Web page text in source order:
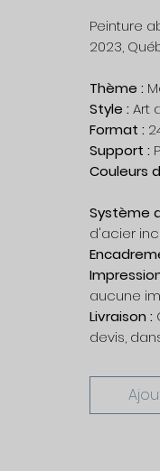
Peinture
2023,
Thème :
Style : Art
Format :
Support :
Couleurs
Système
d'acier
aucune
Livraison :
devis,